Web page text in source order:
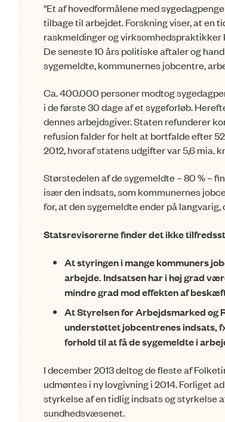
"Et af hovedformålene med
tilbage til arbejdet. Forskning viser, at en
raskmeldinger og
De seneste 10 års politiske aftaler og
sygemeldte, kommunernes jobcentre,
Ca. 400.000 personer modtog
i de første 30 dage af et sygeforløb.
dennes arbejds­giver. Staten refunderer
refusion falder for helt at bortfalde efter
2012, hvoraf statens udgifter var 5,6 mia.
Størstedelen af de sygemeldte – 80 % –
især den indsats, som kommunernes
for, at den sygemeldte ender på
Statsrevisorerne finder det ikke
At styringen i mange kommuners
arbejde. Indsatsen har i høj grad
mindre grad mod effekten af
At Styrelsen for Arbejdsmarked
understøttet jobcentrenes indsats,
forhold til at få de sygemeldte i
I december 2013 deltog de fleste af
udmøntes i ny lovgivning i 2014. Forliget
styrkelse af en tidlig indsats og styrkelse
sundhedsvæsenet.